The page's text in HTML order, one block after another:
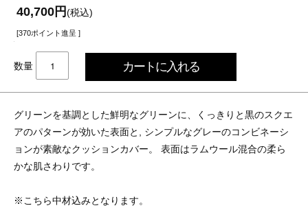
40,700円(税込)
[370ポイント進呈 ]
数量
グリーンを基調とした鮮明なグリーンに、くっきりと黒のスクエ
アのパターンが効いた表面と, シンプルなグレーのコンビネーシ
ョンが素敵なクッションカバー。 表面はラムウール混合の柔ら
かな肌さわりです。
※こちら中材込みとなります。